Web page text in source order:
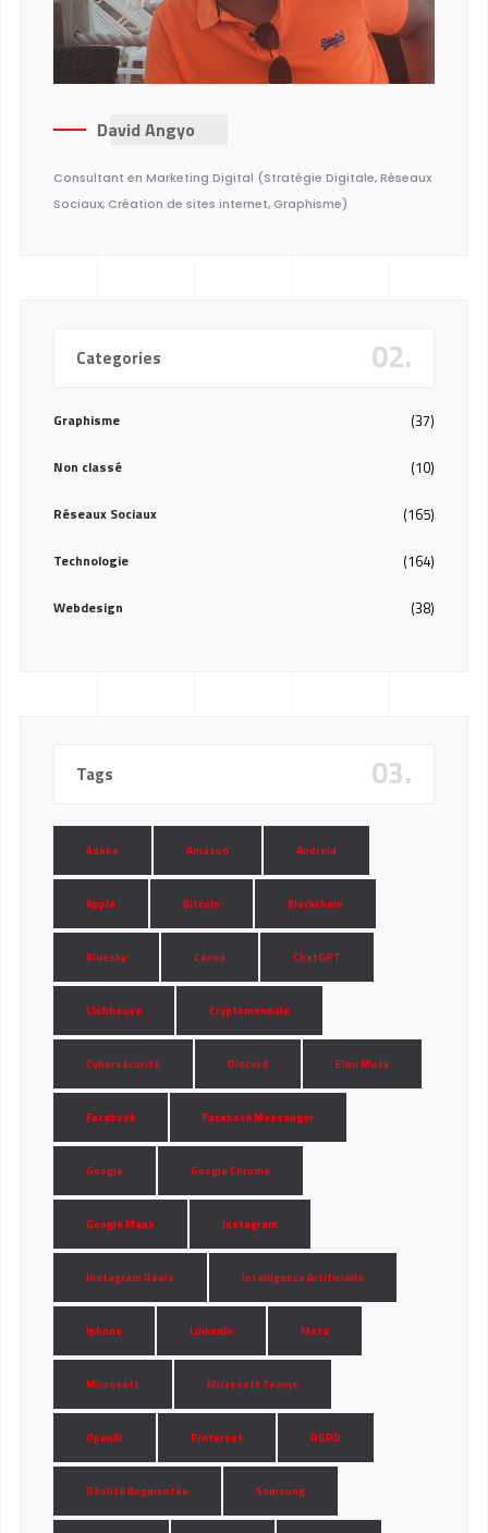
David Angyo
Consultant en Marketing Digital (Stratégie Digitale, Réseaux
Sociaux, Création de sites internet, Graphisme)
Categories 02.
Graphisme (37)
Non classé (10)
Réseaux Sociaux (165)
Technologie (164)
Webdesign (38)
Tags 03.
Adobe Amazon Android
Apple Bitcoin Blockchain
Bluesky Canva ChatGPT
Clubhouse Cryptomonnaie
Cybersécurité Discord Elon Musk
Facebook Facebook Messenger
Google Google Chrome
Google Maps Instagram
Instagram Réels Intelligence Artificielle
Iphone LinkedIn Meta
Microsoft Microsoft Teams
OpenAI Pinterest RGPD
Réalité Augmentée Samsung